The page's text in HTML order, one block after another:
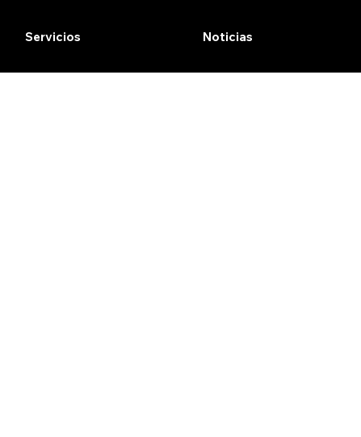
Servicios Noticias